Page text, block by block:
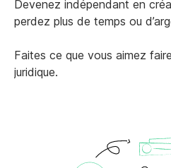
Devenez indépendant en
perdez plus de temps ou
Faites ce que vous aimez
juridique.